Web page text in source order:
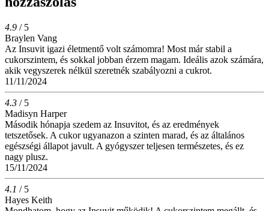
4.9 / 5
Braylen Vang
Az Insuvit igazi életmentő volt számomra! Most már stabil a
cukorszintem, és sokkal jobban érzem magam. Ideális azok számára,
akik vegyszerek nélkül szeretnék szabályozni a cukrot.
11/11/2024
4.3 / 5
Madisyn Harper
Második hónapja szedem az Insuvitot, és az eredmények
tetszetősek. A cukor ugyanazon a szinten marad, és az általános
egészségi állapot javult. A gyógyszer teljesen természetes, és ez
nagy plusz.
15/11/2024
4.1 / 5
Hayes Keith